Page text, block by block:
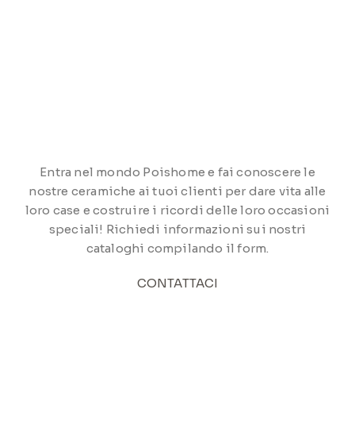
Entra nel mondo Poishome e fai conoscere le
nostre ceramiche ai tuoi clienti per dare vita alle
loro case e costruire i ricordi delle loro occasioni
speciali! Richiedi informazioni sui nostri
cataloghi compilando il form.
CONTATTACI